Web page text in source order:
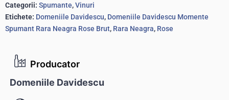
Producator
Domeniile Davidescu
Categorii: Spumante,Vinuri
Etichete: Domeniile Davidescu, Domeniile Davidescu Momente
Spumant Rara Neagra Rose Brut, Rara Neagra, Rose